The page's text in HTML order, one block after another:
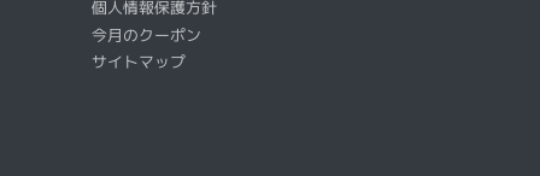
個人情報保護方針
今月のクーポン
サイトマップ